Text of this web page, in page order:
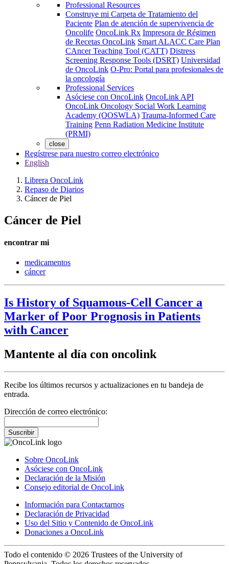
Professional Resources
Construye mi Carpeta de Tratamiento del
Paciente Plan de atención de supervivencia de
Oncolife OncoLink Rx Impresora de Régimen
de Recetas OncoLink Smart ALACC Care Plan
CAncer Teaching Tool (CATT) Distress
Screening Response Tools (DSRT) Universidad
de OncoLink O-Pro: Portal para profesionales de
la oncología
Professional Services
Asóciese con OncoLink OncoLink API
OncoLink Oncology Social Work Learning
Academy (OOSWLA) Trauma-Informed Care
Training Penn Radiation Medicine Institute
(PRMI)
close
Regístrese para nuestro correo electrónico
English
Librera OncoLink
Repaso de Diarios
Cáncer de Piel
Cáncer de Piel
encontrar mi
medicamentos
cáncer
Is History of Squamous-Cell Cancer a
Marker of Poor Prognosis in Patients
with Cancer
Mantente al día con oncolink
Recibe los últimos recursos y actualizaciones en tu bandeja de
entrada.
Dirección de correo electrónico:
Suscribir
Sobre OncoLink
Asóciese con OncoLink
Declaración de la Misión
Consejo editorial de OncoLink
Información para Contactarnos
Declaración de Privacidad
Uso del Sitio y Contenido de OncoLink
Donaciones a OncoLink
Todo el contenido © 2026 Trustees of the University of